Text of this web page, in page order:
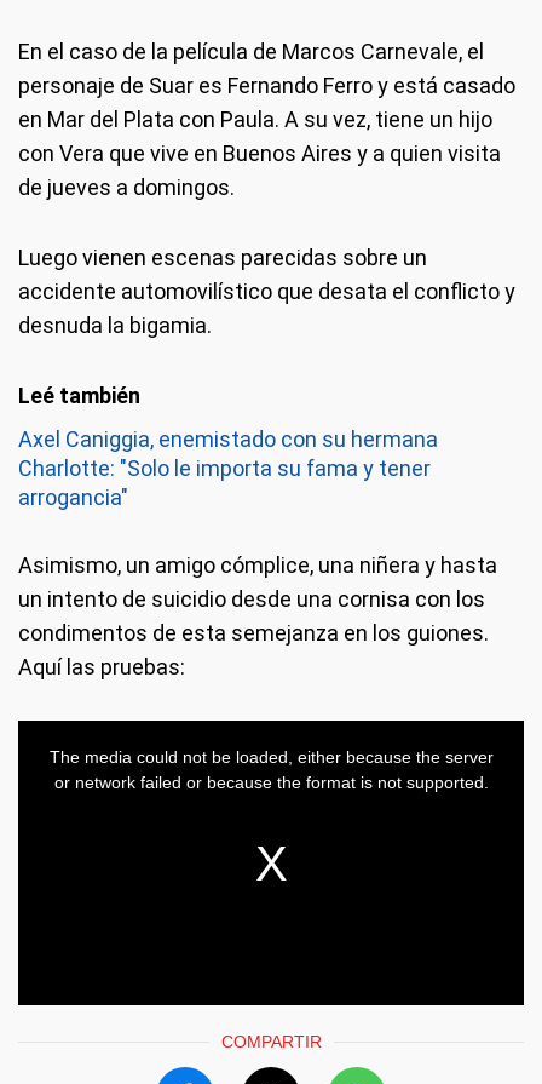
En el caso de la película de Marcos Carnevale, el
personaje de Suar es Fernando Ferro y está casado
en Mar del Plata con Paula. A su vez, tiene un hijo
con Vera que vive en Buenos Aires y a quien visita
de jueves a domingos.
Luego vienen escenas parecidas sobre un
accidente automovilístico que desata el conflicto y
desnuda la bigamia.
Axel Caniggia, enemistado con su hermana
Charlotte: "Solo le importa su fama y tener
arrogancia"
Asimismo, un amigo cómplice, una niñera y hasta
un intento de suicidio desde una cornisa con los
condimentos de esta semejanza en los guiones.
Aquí las pruebas:
COMPARTIR